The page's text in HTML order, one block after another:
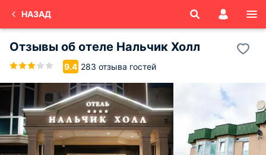
НАЗАД
Отзывы об отеле Нальчик Холл
9.4 283 отзыва гостей